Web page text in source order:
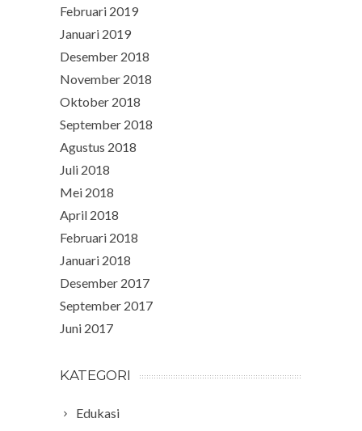
Februari 2019
Januari 2019
Desember 2018
November 2018
Oktober 2018
September 2018
Agustus 2018
Juli 2018
Mei 2018
April 2018
Februari 2018
Januari 2018
Desember 2017
September 2017
Juni 2017
KATEGORI
Edukasi